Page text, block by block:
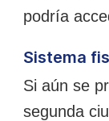
podría
Sistema
Si aún se
segunda